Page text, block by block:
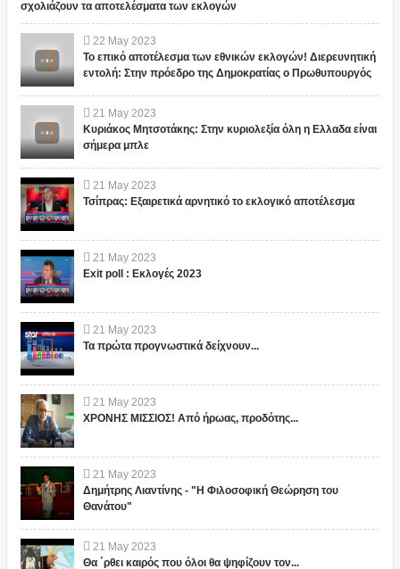
σχολιάζουν τα αποτελέσματα των εκλογών
22 May 2023
Το επικό αποτέλεσμα των εθνικών εκλογών! Διερευνητική
εντολή: Στην πρόεδρο της Δημοκρατίας ο Πρωθυπουργός
21 May 2023
Κυριάκος Μητσοτάκης: Στην κυριολεξία όλη η Ελλαδα είναι
σήμερα μπλε
21 May 2023
Τσίπρας: Εξαιρετικά αρνητικό το εκλογικό αποτέλεσμα
21 May 2023
Exit poll : Εκλογές 2023
21 May 2023
Τα πρώτα προγνωστικά δείχνουν...
21 May 2023
ΧΡΟΝΗΣ ΜΙΣΣΙΟΣ! Από ήρωας, προδότης...
21 May 2023
Δημήτρης Λιαντίνης - "Η Φιλοσοφική Θεώρηση του
Θανάτου"
21 May 2023
Θα ΄ρθει καιρός που όλοι θα ψηφίζουν τον...